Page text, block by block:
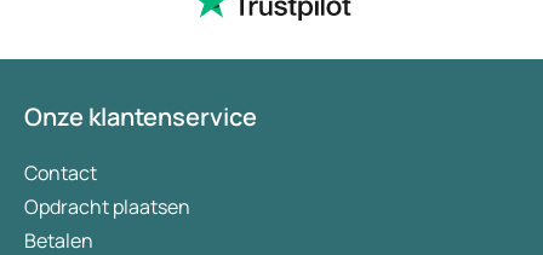
(meer) geld, maar
Onze klantenservice
Contact
Opdracht plaatsen
Betalen